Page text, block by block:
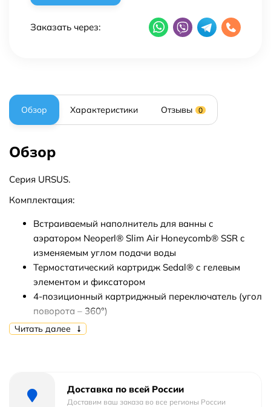
Заказать через:
Обзор Характеристики Отзывы 0
Обзор
Серия URSUS.
Комплектация:
Встраиваемый наполнитель для ванны с
аэратором Neoperl® Slim Air Honeycomb® SSR с
изменяемым углом подачи воды
Термостатический картридж Sedal® с гелевым
элементом и фиксатором
4-позиционный картриджный переключатель (угол
поворота – 360°)
Верхняя поворотная душевая лейка «Тропический
Держатель верхней душевой лейки 384 мм
Подключение для душевого шланга
Читать далее
Доставка по всей России
Доставим ваш заказа во все регионы России